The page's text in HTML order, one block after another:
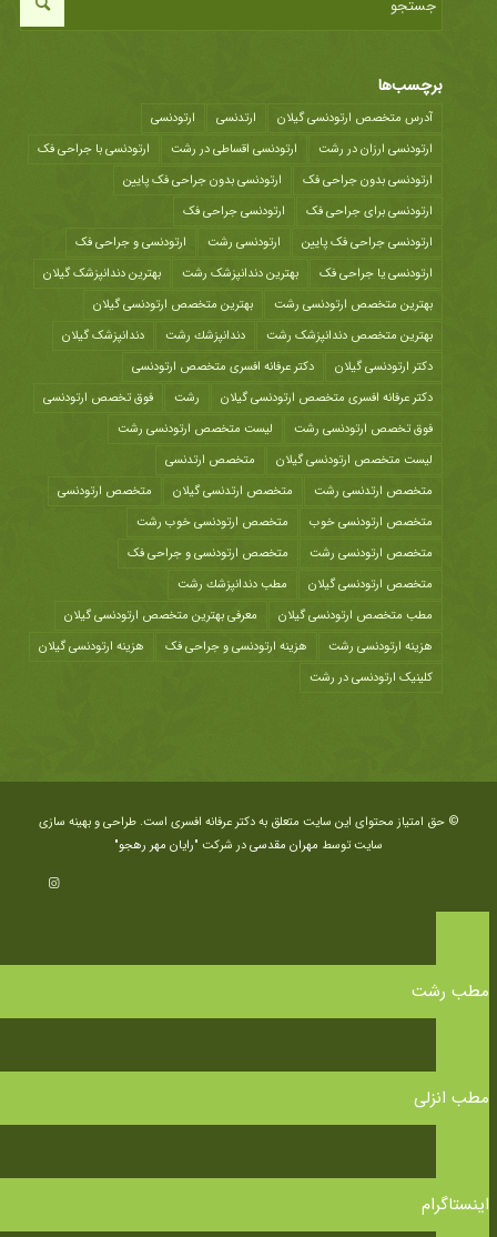
برچسب‌ها
آدرس متخصص ارتودنسی گیلان ارتدنسی
ارتودنسی
ارتودنسی ارزان در رشت
ارتودنسی اقساطی در رشت
ارتودنسی با جراحی فک
ارتودنسی بدون جراحی فک
ارتودنسی بدون جراحی فک پایین
ارتودنسی برای جراحی فک
ارتودنسی جراحی فک
ارتودنسی جراحی فک پایین
ارتودنسی رشت
ارتودنسی و جراحی فک
ارتودنسی یا جراحی فک
بهترین دندانپزشک رشت
بهترین دندانپزشک گیلان
بهترین متخصص ارتودنسی رشت
بهترین متخصص ارتودنسی گیلان
بهترین متخصص دندانپزشک رشت
دندانپزشك رشت
دندانپزشک گیلان
دکتر ارتودنسی گیلان
دکتر عرفانه افسری متخصص ارتودنسی
دکتر عرفانه افسری متخصص ارتودنسی گیلان
رشت
فوق تخصص ارتودنسی
فوق تخصص ارتودنسی رشت
لیست متخصص ارتودنسی رشت
لیست متخصص ارتودنسی گیلان
متخصص ارتدنسی
متخصص ارتدنسی رشت
متخصص ارتدنسی گیلان
متخصص ارتودنسی
متخصص ارتودنسی خوب
متخصص ارتودنسی خوب رشت
متخصص ارتودنسی رشت
متخصص ارتودنسی و جراحی فک
متخصص ارتودنسی گیلان
مطب دندانپزشك رشت
مطب متخصص ارتودنسی گیلان
معرفی بهترین متخصص ارتودنسی گیلان
هزينه ارتودنسی رشت
هزینه ارتودنسی و جراحی فک
هزینه ارتودنسی گیلان
کلینیک ارتودنسی در رشت
© حق امتیاز محتوای این سایت متعلق به دکتر عرفانه افسری است. طراحی و بهینه سازی
سایت توسط مهران مقدسیدر شرکت "رایان مهر رهجو"
مطب رشت
مطب انزلی
اینستاگرام